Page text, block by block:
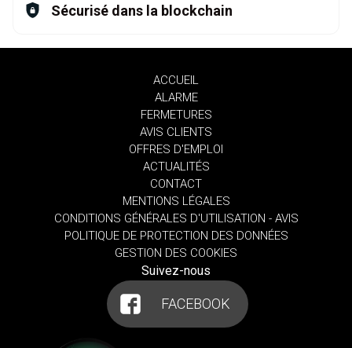
Sécurisé dans la blockchain
ACCUEIL
ALARME
FERMETURES
AVIS CLIENTS
OFFRES D'EMPLOI
ACTUALITÉS
CONTACT
MENTIONS LÉGALES
CONDITIONS GÉNÉRALES D'UTILISATION - AVIS
POLITIQUE DE PROTECTION DES DONNÉES
GESTION DES COOKIES
Suivez-nous
FACEBOOK